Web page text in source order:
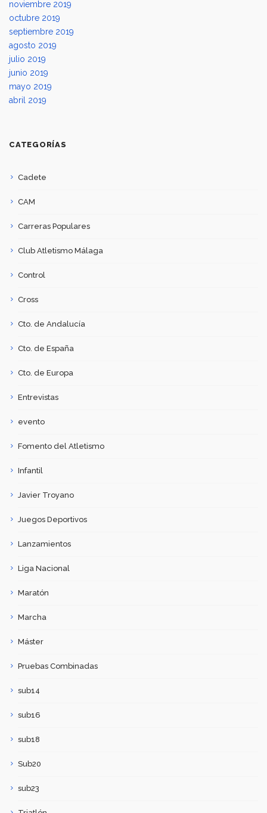
noviembre 2019
octubre 2019
septiembre 2019
agosto 2019
julio 2019
junio 2019
mayo 2019
abril 2019
CATEGORÍAS
Cadete
CAM
Carreras Populares
Club Atletismo Málaga
Control
Cross
Cto. de Andalucía
Cto. de España
Cto. de Europa
Entrevistas
evento
Fomento del Atletismo
Infantil
Javier Troyano
Juegos Deportivos
Lanzamientos
Liga Nacional
Maratón
Marcha
Máster
Pruebas Combinadas
sub14
sub16
sub18
Sub20
sub23